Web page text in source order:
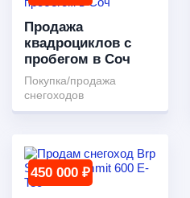
Продажа
квадроциклов с
пробегом в Соч
Покупка/продажа
снегоходов
450 000 ₽